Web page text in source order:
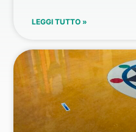
LEGGI TUTTO »